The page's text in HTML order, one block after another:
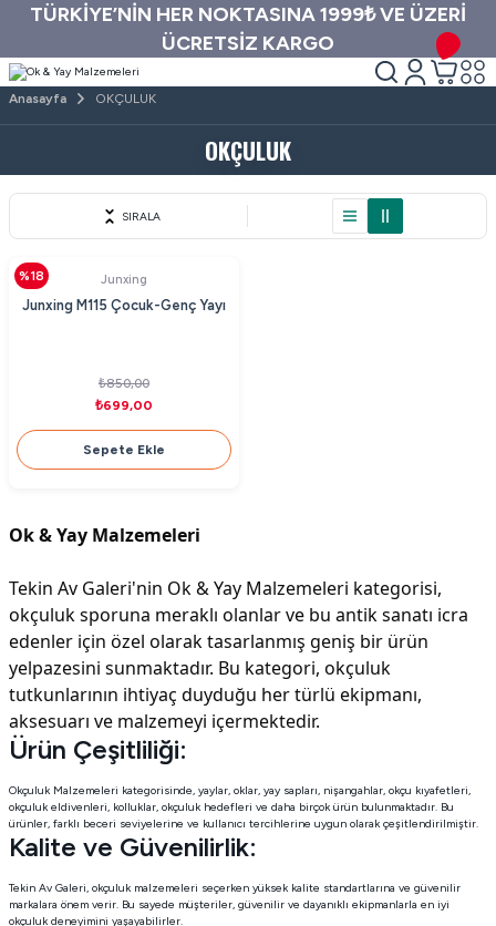
TÜRKİYE’NİN HER NOKTASINA 1999₺ VE ÜZERİ
ÜCRETSİZ KARGO
Anasayfa OKÇULUK
OKÇULUK
SIRALA
%18 Junxing
Junxing M115 Çocuk-Genç Yayı
₺850,00
₺699,00
Sepete Ekle
Ok & Yay Malzemeleri
Tekin Av Galeri'nin Ok & Yay Malzemeleri kategorisi,
okçuluk sporuna meraklı olanlar ve bu antik sanatı icra
edenler için özel olarak tasarlanmış geniş bir ürün
yelpazesini sunmaktadır. Bu kategori, okçuluk
tutkunlarının ihtiyaç duyduğu her türlü ekipmanı,
aksesuarı ve malzemeyi içermektedir.
Ürün Çeşitliliği:
Okçuluk Malzemeleri kategorisinde, yaylar, oklar, yay sapları, nişangahlar, okçu kıyafetleri,
okçuluk eldivenleri, kolluklar, okçuluk hedefleri ve daha birçok ürün bulunmaktadır. Bu
ürünler, farklı beceri seviyelerine ve kullanıcı tercihlerine uygun olarak çeşitlendirilmiştir.
Kalite ve Güvenilirlik:
Tekin Av Galeri, okçuluk malzemeleri seçerken yüksek kalite standartlarına ve güvenilir
markalara önem verir. Bu sayede müşteriler, güvenilir ve dayanıklı ekipmanlarla en iyi
okçuluk deneyimini yaşayabilirler.